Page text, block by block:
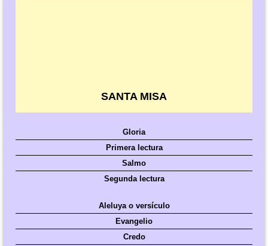
SANTA MISA
Gloria
Primera lectura
Salmo
Segunda lectura
Aleluya o versículo
Evangelio
Credo